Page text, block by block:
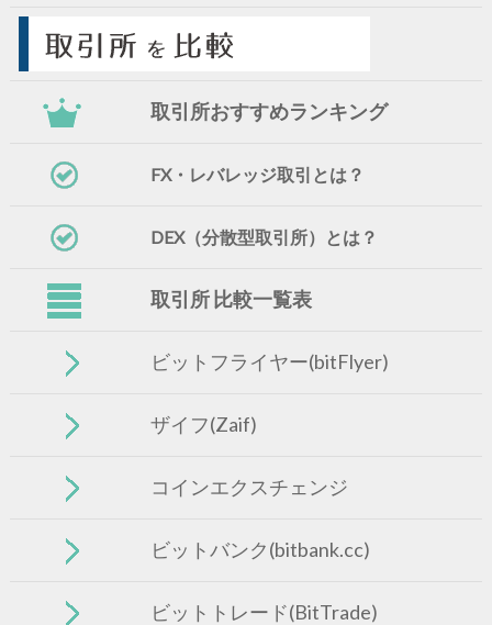
取引所おすすめランキング
FX・レバレッジ取引とは？
DEX（分散型取引所）とは？
取引所 比較一覧表
ビットフライヤー(bitFlyer)
ザイフ(Zaif)
コインエクスチェンジ
ビットバンク(bitbank.cc)
ビットトレード(BitTrade)